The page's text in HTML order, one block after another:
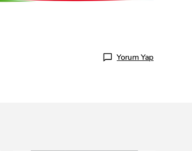
Yorum Yap